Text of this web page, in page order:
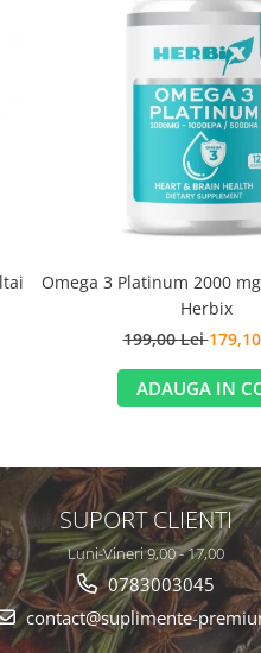
Omega 3 Platinum 2000
Herbix
199,00 Lei
ADAUGA IN
SUPORT CLIENTI
Luni-Vineri 9,00 - 17,00
0783003045
contact@suplimente-